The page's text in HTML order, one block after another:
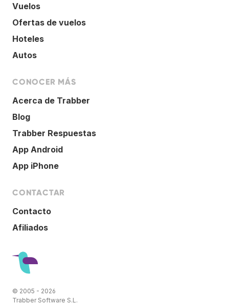
Vuelos
Ofertas de vuelos
Hoteles
Autos
CONOCER MÁS
Acerca de Trabber
Blog
Trabber Respuestas
App Android
App iPhone
CONTACTAR
Contacto
Afiliados
© 2005 - 2026
Trabber Software S.L.